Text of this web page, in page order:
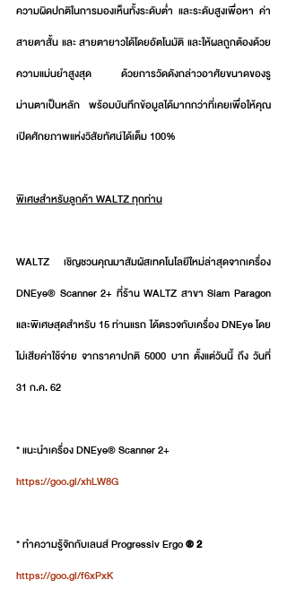
ความผิดปกติในการมองเห็นทั้งระดับต่ำ และระดับสูงเพื่อหา ค่า
สายตาสั้น และ สายตายาวได้โดยอัตโนมัติ และให้ผลถูกต้องด้วย
ความแม่นยำสูงสุด ด้วยการวัดดังกล่าวอาศัยขนาดของรู
ม่านตาเป็นหลัก พร้อมบันทึกข้อมูลได้มากกว่าที่เคยเพื่อให้คุณ
เปิดศักยภาพแห่งวิสัยทัศน์ได้เต็ม 100%
พิเศษสำหรับลูกค้า WALTZ ทุกท่าน
WALTZ เชิญชวนคุณมาสัมผัสเทคโนโลยีใหม่ล่าสุดจากเครื่อง
DNEye® Scanner 2+ ที่ร้าน WALTZ สาขา Siam Paragon
และพิเศษสุดสำหรับ 15 ท่านแรก ได้ตรวจกับเครื่อง DNEye โดย
ไม่เสียค่าใช้จ่าย จากราคาปกติ 5000 บาท ตั้งแต่วันนี้ ถึง วันที่
31 ก.ค. 62
* แนะนำเครื่อง DNEye® Scanner 2+
https://goo.gl/xhLW8G
* ทำความรู้จักกับเลนส์ Progressiv Ergo ®2
https://goo.gl/f6xPxK